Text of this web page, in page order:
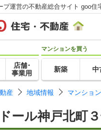
プ運営の不動産総合サイト goo住
店舗･
事業用
マンションを買う
新築 中
産 地域情報 マンショ
ール神戸北町